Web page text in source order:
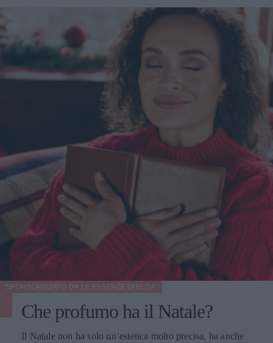
Che profumo ha il Natale?
Il Natale non ha solo un’estetica molto precisa, ha anche
SPONSORIZZATO DA LE ESSENZE DI ELDA